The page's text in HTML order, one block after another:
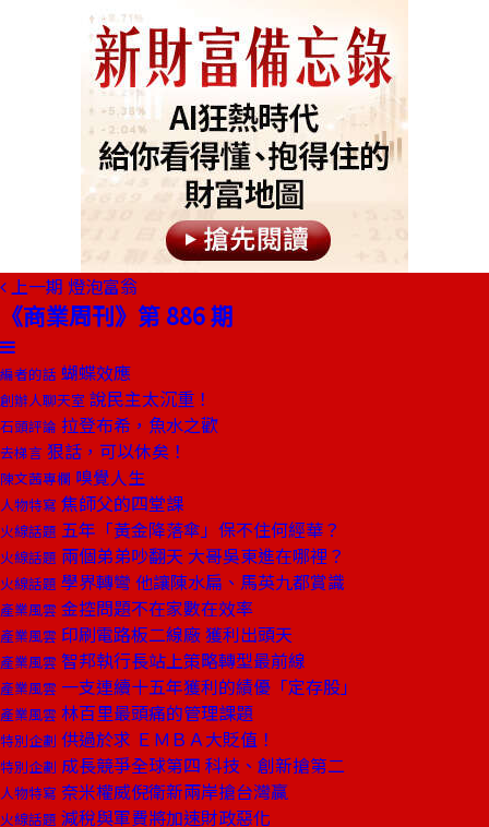
上一期 燈泡富翁
《商業周刊》第 886 期
編者的話 蝴蝶效應
創辦人聊天室 說民主太沉重！
石頭評論 拉登布希，魚水之歡
去梯言 狠話，可以休矣！
陳文茜專欄 嗅覺人生
人物特寫 焦師父的四堂課
火線話題 五年「黃金降落傘」保不住何經華？
火線話題 兩個弟弟吵翻天 大哥吳東進在哪裡？
火線話題 學界轉彎 他讓陳水扁、馬英九都賞識
產業風雲 金控問題不在家數在效率
產業風雲 印刷電路板二線廠 獲利出頭天
產業風雲 智邦執行長站上策略轉型最前線
產業風雲 一支連續十五年獲利的績優「定存股」
產業風雲 林百里最頭痛的管理課題
特別企劃 供過於求 ＥＭＢＡ大貶值！
特別企劃 成長競爭全球第四 科技、創新搶第二
人物特寫 奈米權威倪衛新兩岸搶台灣贏
火線話題 減稅與軍費將加速財政惡化